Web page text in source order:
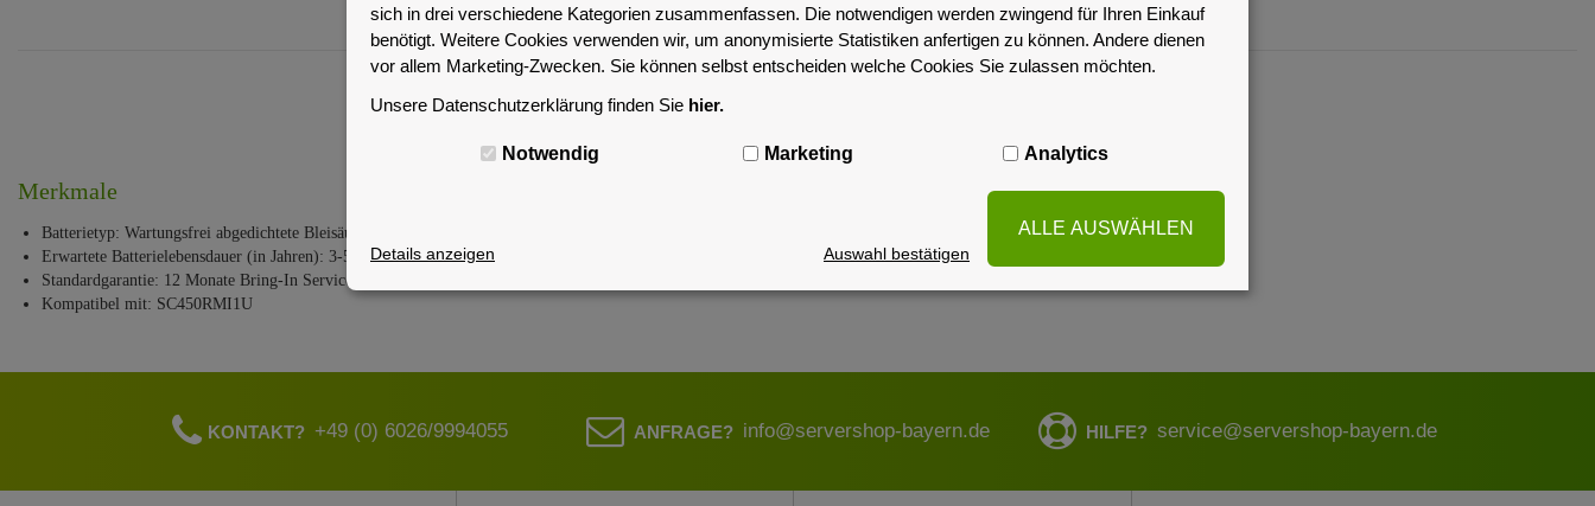
BESCHREIBUNG HERSTELLER-KONTAKTINFORMATIONEN
Merkmale
Batterietyp: Wartungsfrei abgedichtete Bleisäurebatterie mit supendiertem Elektrolyt: auslaufsicher
Erwartete Batterielebensdauer (in Jahren): 3-5 Jahre
Standardgarantie: 12 Monate Bring-In Service
Kompatibel mit: SC450RMI1U
KONTAKT? +49 (0) 6026/9994055 ANFRAGE? info@servershop-bayern.de HILFE? service@servershop-bayern.de
sich in drei verschiedene Kategorien zusammenfassen. Die notwendigen werden zwingend für Ihren Einkauf
benötigt. Weitere Cookies verwenden wir, um anonymisierte Statistiken anfertigen zu können. Andere dienen
vor allem Marketing-Zwecken. Sie können selbst entscheiden welche Cookies Sie zulassen möchten.
Unsere Datenschutzerklärung finden Sie hier.
Notwendig Marketing Analytics
Details anzeigen Auswahl bestätigen
ALLE AUSWÄHLEN